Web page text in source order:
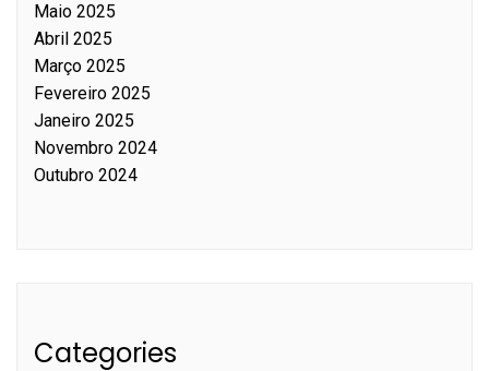
Maio 2025
Abril 2025
Março 2025
Fevereiro 2025
Janeiro 2025
Novembro 2024
Outubro 2024
Categories